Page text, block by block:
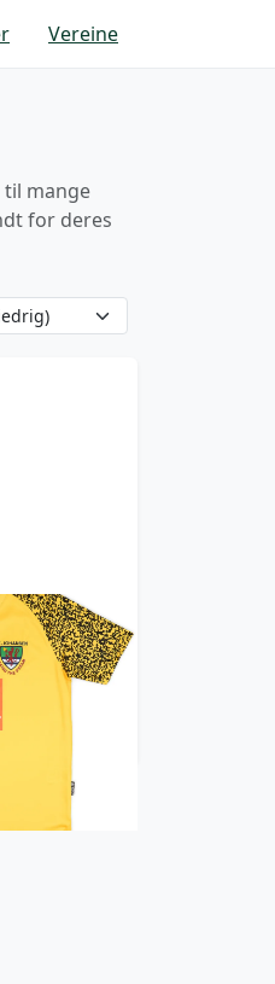
Vereine
til mange
for deres
GK Shirt
€35